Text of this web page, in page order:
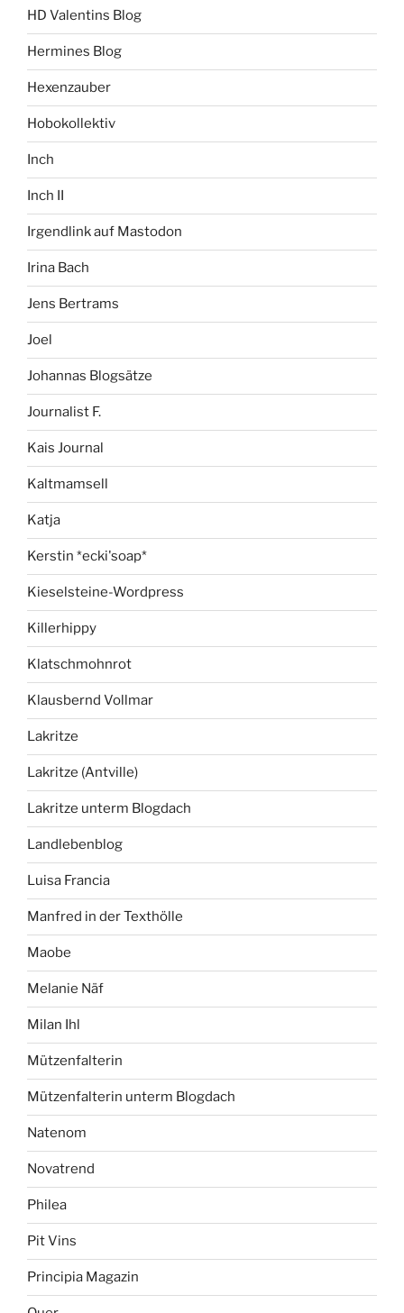
HD Valentins Blog
Hermines Blog
Hexenzauber
Hobokollektiv
Inch
Inch II
Irgendlink auf Mastodon
Irina Bach
Jens Bertrams
Joel
Johannas Blogsätze
Journalist F.
Kais Journal
Kaltmamsell
Katja
Kerstin *ecki'soap*
Kieselsteine-Wordpress
Killerhippy
Klatschmohnrot
Klausbernd Vollmar
Lakritze
Lakritze (Antville)
Lakritze unterm Blogdach
Landlebenblog
Luisa Francia
Manfred in der Texthölle
Maobe
Melanie Näf
Milan Ihl
Mützenfalterin
Mützenfalterin unterm Blogdach
Natenom
Novatrend
Philea
Pit Vins
Principia Magazin